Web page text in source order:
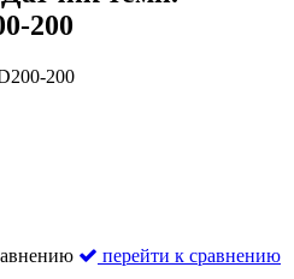
200
200
перейти к сравнению